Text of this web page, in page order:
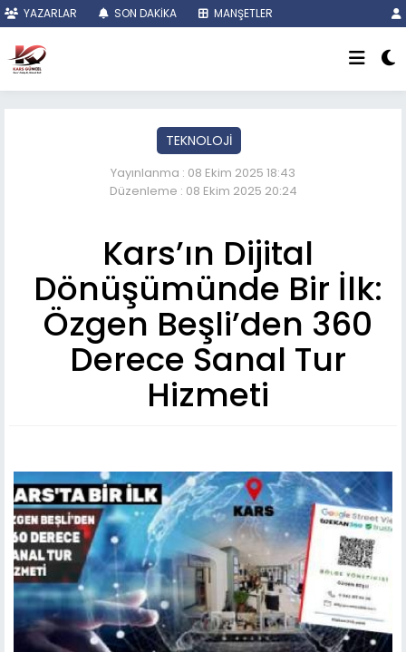
YAZARLAR SON DAKİKA MANŞETLER
TEKNOLOJİ
Yayınlanma : 08 Ekim 2025 18:43
Düzenleme : 08 Ekim 2025 20:24
Kars’ın Dijital
Dönüşümünde Bir İlk:
Özgen Beşli’den 360
Derece Sanal Tur
Hizmeti